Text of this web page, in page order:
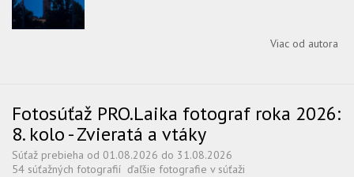
Viac od autora
Fotosúťaž PRO.Laika fotograf roka 2026:
8. kolo - Zvieratá a vtáky
Súťaž prebieha od 01.08.2026 do 31.08.2026
54 súťažných fotografií ďaľšie fotografie v súťaži